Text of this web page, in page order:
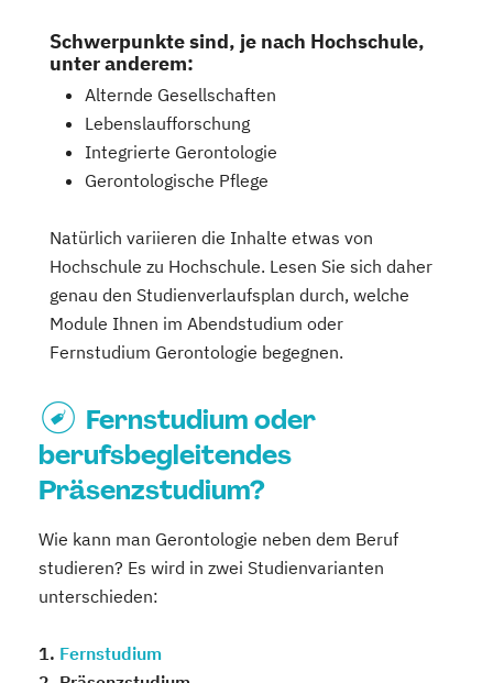
Schwerpunkte sind, je nach Hochschule,
unter anderem:
Alternde Gesellschaften
Lebenslaufforschung
Integrierte Gerontologie
Gerontologische Pflege
Natürlich variieren die Inhalte etwas von
Hochschule zu Hochschule. Lesen Sie sich daher
genau den Studienverlaufsplan durch, welche
Module Ihnen im Abendstudium oder
Fernstudium Gerontologie begegnen.
Fernstudium oder
berufsbegleitendes
Präsenzstudium?
Wie kann man Gerontologie neben dem Beruf
studieren? Es wird in zwei Studienvarianten
unterschieden:
1. Fernstudium